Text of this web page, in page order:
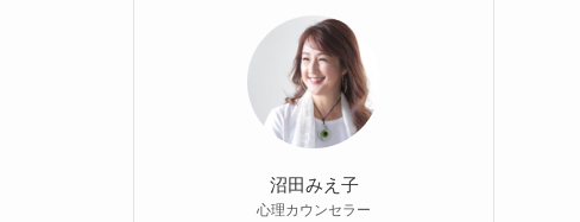
沼田みえ子
心理カウンセラー